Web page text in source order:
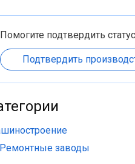
Помогите подтвердить
Подтвердить
Ремонтные заводы